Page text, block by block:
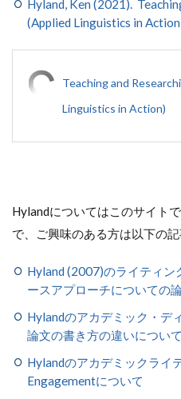
Hyland, Ken (2021).
(Applied Linguistics in
Teaching and
Linguistics in Action)
Hylandについてはこのサイト
で、ご興味のある方は以下の記
Hyland (2007)のライティン
ースアプローチについての
Hylandのアカデミック・デ
論文の書き方の違いについて
Hylandのアカデミックライ
Engagementについて